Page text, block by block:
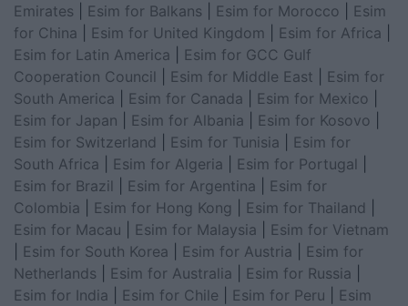
Emirates
Esim for Balkans Esim for Morocco
Esim
for China
Esim for United Kingdom Esim for Africa
Esim for Latin America
Esim for GCC Gulf
Cooperation Council
Esim for Middle East
Esim for
South America
Esim for Canada Esim for Mexico
Esim for Japan
Esim for Albania Esim for Kosovo
Esim for Switzerland
Esim for Tunisia
Esim for
South Africa
Esim for Algeria Esim for Portugal
Esim for Brazil
Esim for Argentina
Esim for
Colombia
Esim for Hong Kong Esim for Thailand
Esim for Macau
Esim for Malaysia
Esim for Vietnam
Esim for South Korea Esim for Austria
Esim for
Netherlands
Esim for Australia Esim for Russia
Esim for India
Esim for Chile Esim for Peru
Esim